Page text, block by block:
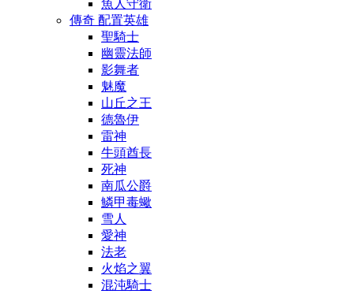
魚人守衛
傳奇 配置英雄
聖騎士
幽靈法師
影舞者
魅魔
山丘之王
德魯伊
雷神
牛頭酋長
死神
南瓜公爵
鱗甲毒蠍
雪人
愛神
法老
火焰之翼
混沌騎士